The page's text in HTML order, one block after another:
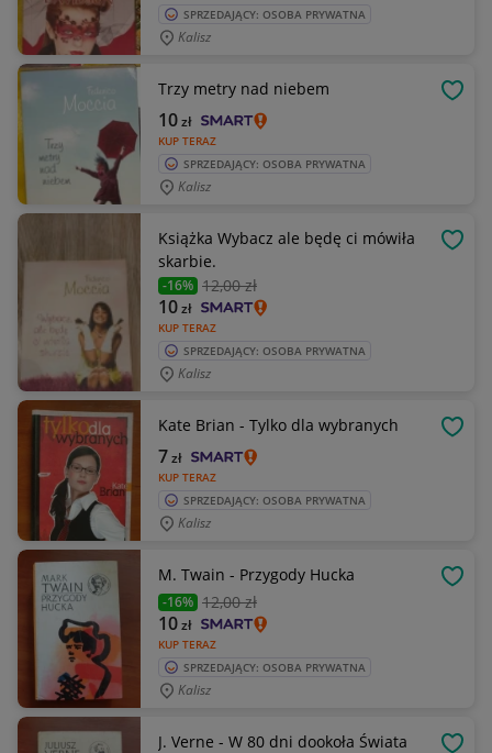
SPRZEDAJĄCY: OSOBA PRYWATNA
Kalisz
Trzy metry nad niebem
KUP TERAZ
10zł
SPRZEDAJĄCY: OSOBA PRYWATNA
Kalisz
Książka Wybacz ale będę ci mówiła
skarbie.
-16% 12,00 zł
KUP TERAZ
10zł
SPRZEDAJĄCY: OSOBA PRYWATNA
Kalisz
Kate Brian - Tylko dla wybranych
KUP TERAZ
7zł
SPRZEDAJĄCY: OSOBA PRYWATNA
Kalisz
M. Twain - Przygody Hucka
-16% 12,00 zł
KUP TERAZ
10zł
SPRZEDAJĄCY: OSOBA PRYWATNA
Kalisz
J. Verne - W 80 dni dookoła Świata